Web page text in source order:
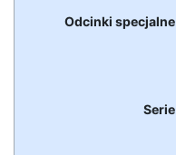
Odcinki specjalne
Serie